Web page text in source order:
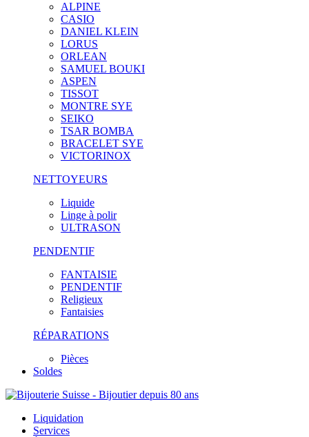
ALPINE
CASIO
DANIEL KLEIN
LORUS
ORLEAN
SAMUEL BOUKI
ASPEN
TISSOT
MONTRE SYE
SEIKO
TSAR BOMBA
BRACELET SYE
VICTORINOX
NETTOYEURS
Liquide
Linge à polir
ULTRASON
PENDENTIF
FANTAISIE
PENDENTIF
Religieux
Fantaisies
RÉPARATIONS
Pièces
Soldes
Liquidation
Services